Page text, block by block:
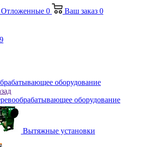
Отложенные 0 Ваш заказ 0
оборудование
оборудование
Вытяжные установки